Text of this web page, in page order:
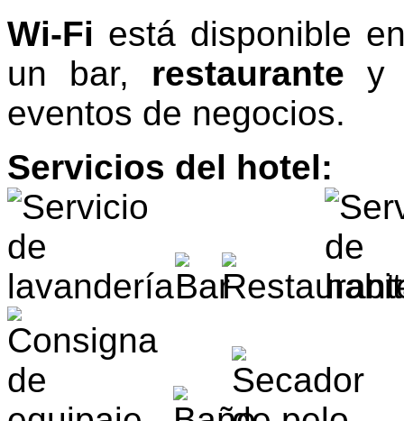
Wi-Fi está disponible
un bar, restaurante
eventos de negocios.
Servicios del hotel: